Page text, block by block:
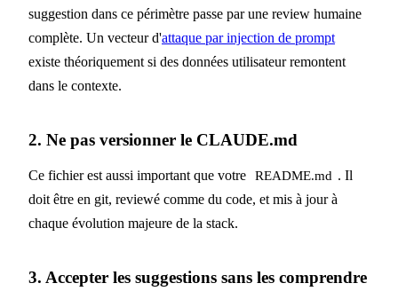
suggestion dans ce périmètre passe par une review humaine
complète. Un vecteur d'attaque par injection de prompt
existe théoriquement si des données utilisateur remontent
dans le contexte.
2. Ne pas versionner le CLAUDE.md
Ce fichier est aussi important que votre README.md . Il
doit être en git, reviewé comme du code, et mis à jour à
chaque évolution majeure de la stack.
3. Accepter les suggestions sans les comprendre